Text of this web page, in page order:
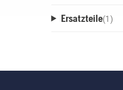
Ersatzteile(1 )